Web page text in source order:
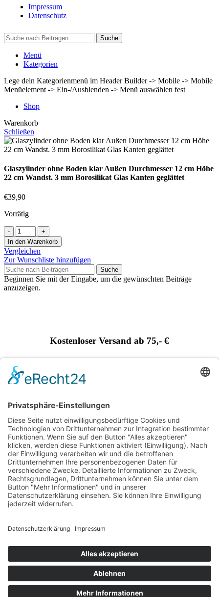
Impressum
Datenschutz
Suche
Menü
Kategorien
Lege dein Kategorienmenü im Header Builder -> Mobile -> Mobile
Menüelement -> Ein-/Ausblenden -> Menü auswählen fest
Shop
Warenkorb
Schließen
Glaszylinder ohne Boden klar Außen Durchmesser 12 cm Höhe
22 cm Wandst. 3 mm Borosilikat Glas Kanten geglättet
€39,90
Vorrätig
In den Warenkorb
Vergleichen
Zur Wunschliste hinzufügen
Suche
Beginnen Sie mit der Eingabe, um die gewünschten Beiträge
anzuzeigen.
Kostenloser Versand ab 75,- €
Handgefertigt in Europa
Perfekt als Geschenk